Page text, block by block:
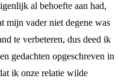
al behoefte aan had,
mijn vader niet degene was
te verbeteren, dus deed ik
gedachten opgeschreven in
ik onze relatie wilde